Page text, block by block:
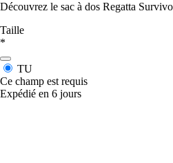
Découvrez le sac à dos Regatta
Taille
*
TU
Ce champ est requis
Expédié en 6 jours